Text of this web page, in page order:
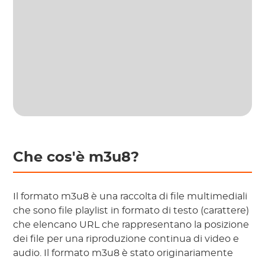
Che cos'è m3u8?
Il formato m3u8 è una raccolta di file multimediali
che sono file playlist in formato di testo (carattere)
che elencano URL che rappresentano la posizione
dei file per una riproduzione continua di video e
audio. Il formato m3u8 è stato originariamente